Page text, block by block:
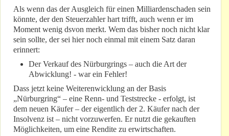
Als wenn das der Ausgleich für einen Milliardenschaden sein
könnte, der den Steuerzahler hart trifft, auch wenn er im
Moment wenig dsvon merkt. Wem das bisher noch nicht klar
sein sollte, der sei hier noch einmal mit einem Satz daran
erinnert:
Der Verkauf des Nürburgrings – auch die Art der
Abwicklung! - war ein Fehler!
Dass jetzt keine Weiterenwicklung an der Basis
„Nürburgring“ – eine Renn- und Teststrecke - erfolgt, ist
dem neuen Käufer – der eigentlich der 2. Käufer nach der
Insolvenz ist – nicht vorzuwerfen. Er nutzt die gekauften
Möglichkeiten, um eine Rendite zu erwirtschaften.